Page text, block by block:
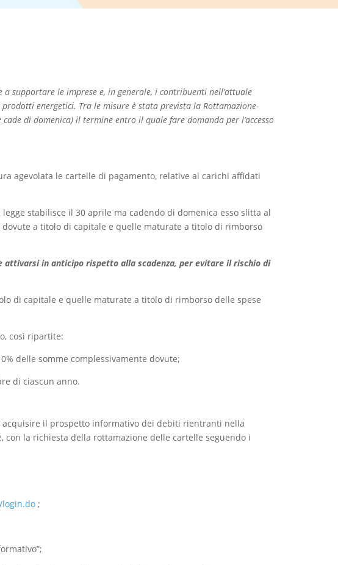
supportare le imprese e, in generale, i contribuenti nell’attuale
energetici. Tra le misure è stata prevista la Rottamazione-
di domenica) il termine entro il quale fare domanda per l’accesso
agevolata le cartelle di pagamento, relative ai carichi affidati
stabilisce il 30 aprile ma cadendo di domenica esso slitta al
a titolo di capitale e quelle maturate a titolo di rimborso
attivarsi in anticipo rispetto alla scadenza, per evitare il rischio di
di capitale e quelle maturate a titolo di rimborso delle spese
così ripartite:
delle somme complessivamente dovute;
di ciascun anno.
acquisire il prospetto informativo dei debiti rientranti nella
con la richiesta della rottamazione delle cartelle seguendo i
login.do;